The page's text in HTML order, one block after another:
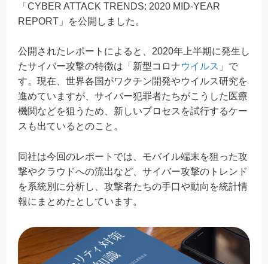
「CYBER ATTACK TRENDS: 2020 MID-YEAR
REPORT」を公開しました。
公開されたレポートによると、2020年上半期に発生し
たサイバー攻撃の特徴は「新型コロナウイルス 」で
す。現在、世界各国がワクチン開発やウイルス研究を
進めていますが、サイバー犯罪者たちがこうした医療
機関などを狙うため、新しいプロセスを試行するケー
スも出ているとのこと。
同社は今回のレポートでは、モバイル端末を狙った攻
撃やクラウドへの流出など、サイバー攻撃のトレンド
を系統別に分析し、攻撃者たちの手口や動向を統計情
報にまとめたとしています。